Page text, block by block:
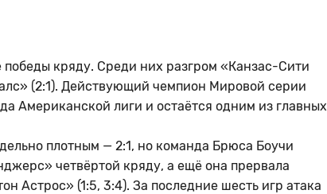
кряду. Среди них разгром «Канзас-Сити
(2:1). Действующий чемпион Мировой серии
Американской лиги и остаётся одним из главных
плотным — 2:1, но команда Брюса Боучи
четвёртой кряду, а ещё она прервала
Астрос» (1:5, 3:4). За последние шесть игр атака